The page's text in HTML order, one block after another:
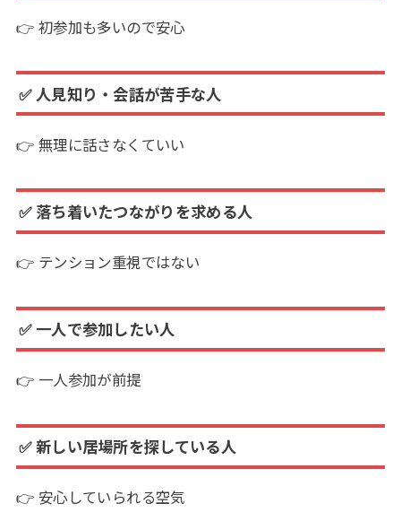
👉 初参加も多いので安心
✅ 人見知り・会話が苦手な人
👉 無理に話さなくていい
✅ 落ち着いたつながりを求める人
👉 テンション重視ではない
✅ 一人で参加したい人
👉 一人参加が前提
✅ 新しい居場所を探している人
👉 安心していられる空気